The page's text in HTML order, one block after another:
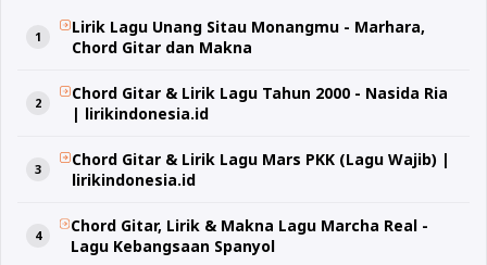
Lirik Lagu Unang Sitau Monangmu - Marhara,
Chord Gitar dan Makna
Chord Gitar & Lirik Lagu Tahun 2000 - Nasida Ria
| lirikindonesia.id
Chord Gitar & Lirik Lagu Mars PKK (Lagu Wajib) |
lirikindonesia.id
Chord Gitar, Lirik & Makna Lagu Marcha Real -
Lagu Kebangsaan Spanyol